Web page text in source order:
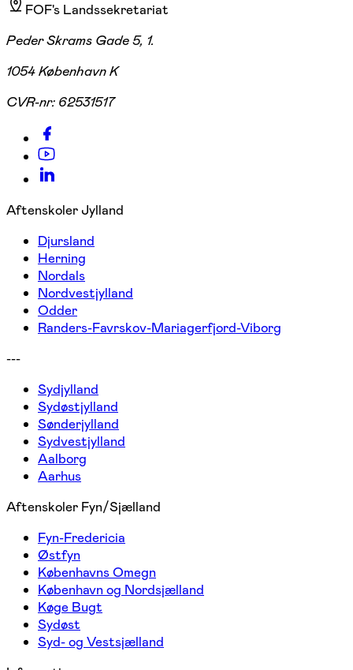
FOF's Landssekretariat
Peder Skrams Gade 5, 1.
1054 København K
CVR-nr: 62531517
Aftenskoler Jylland
Djursland
Herning
Nordals
Nordvestjylland
Odder
Randers-Favrskov-Mariagerfjord-Viborg
---
Sydjylland
Sydøstjylland
Sønderjylland
Sydvestjylland
Aalborg
Aarhus
Aftenskoler Fyn/Sjælland
Fyn-Fredericia
Østfyn
Københavns Omegn
København og Nordsjælland
Køge Bugt
Sydøst
Syd- og Vestsjælland